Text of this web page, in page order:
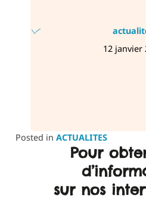
12 janvier
Posted in ACTUALITES
Pour obtenir plus
sur nos